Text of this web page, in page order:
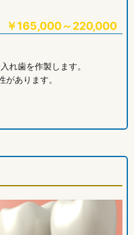
￥165,000～220,000
れ歯を作製します。
あります。